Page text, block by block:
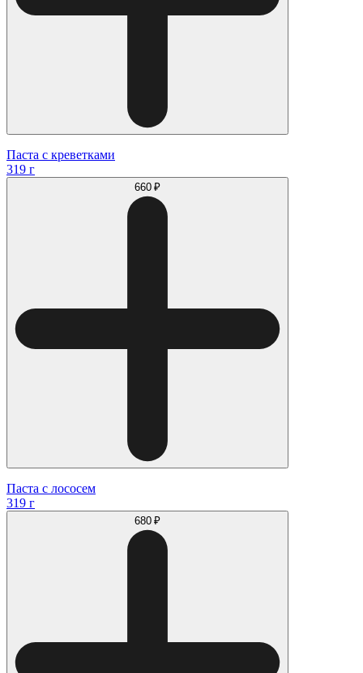
Паста с креветками
319 г
660 ₽
Паста с лососем
319 г
680 ₽